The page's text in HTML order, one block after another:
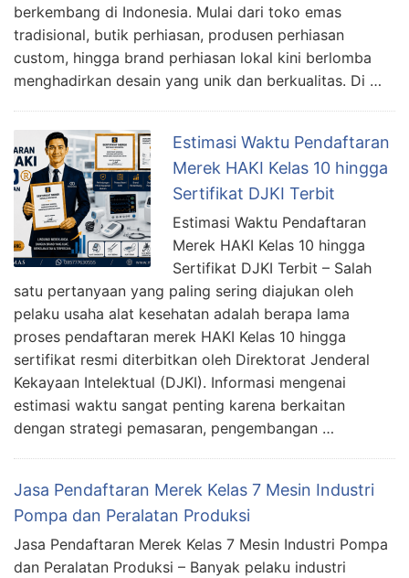
berkembang di Indonesia. Mulai dari toko emas
tradisional, butik perhiasan, produsen perhiasan
custom, hingga brand perhiasan lokal kini berlomba
menghadirkan desain yang unik dan berkualitas. Di …
Estimasi Waktu Pendaftaran
Merek HAKI Kelas 10 hingga
Sertifikat DJKI Terbit
Estimasi Waktu Pendaftaran
Merek HAKI Kelas 10 hingga
Sertifikat DJKI Terbit – Salah
satu pertanyaan yang paling sering diajukan oleh
pelaku usaha alat kesehatan adalah berapa lama
proses pendaftaran merek HAKI Kelas 10 hingga
sertifikat resmi diterbitkan oleh Direktorat Jenderal
Kekayaan Intelektual (DJKI). Informasi mengenai
estimasi waktu sangat penting karena berkaitan
dengan strategi pemasaran, pengembangan …
Jasa Pendaftaran Merek Kelas 7 Mesin Industri
Pompa dan Peralatan Produksi
Jasa Pendaftaran Merek Kelas 7 Mesin Industri Pompa
dan Peralatan Produksi – Banyak pelaku industri